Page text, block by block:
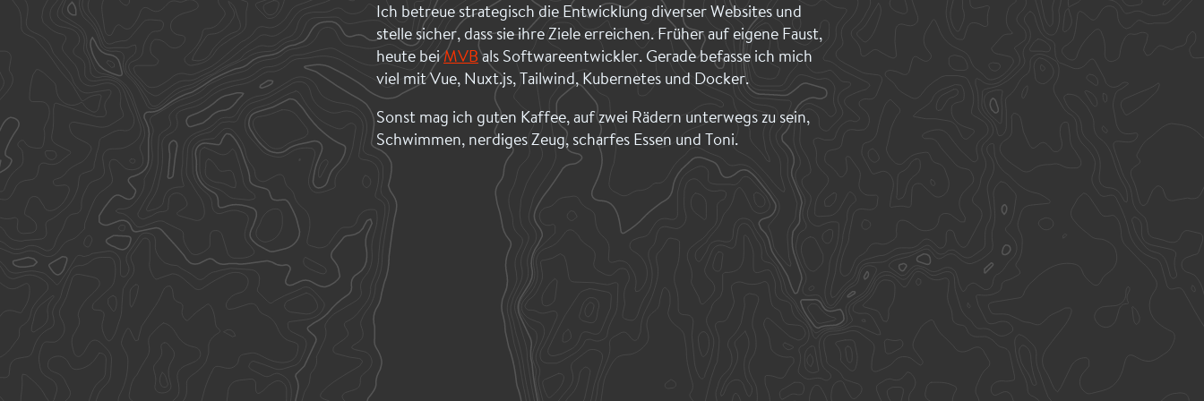
Ich betreue strategisch die Entwicklung diverser Websites und
stelle sicher, dass sie ihre Ziele erreichen. Früher auf eigene Faust,
heute beiMVBals Softwareentwickler. Gerade befasse ich mich
viel mit Vue, Nuxt.js, Tailwind, Kubernetes und Docker.
Sonst mag ich guten Kaffee, auf zwei Rädern unterwegs zu sein,
Schwimmen, nerdiges Zeug, scharfes Essen und Toni.